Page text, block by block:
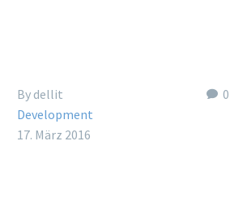
0
By dellit
Development
17. März 2016